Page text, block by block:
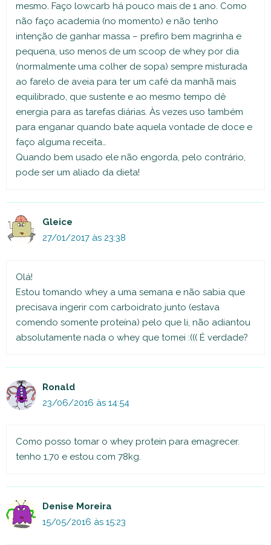
mesmo. Faço lowcarb há pouco mais de 1 ano. Como
não faço academia (no momento) e não tenho
intenção de ganhar massa – prefiro bem magrinha e
pequena, uso menos de um scoop de whey por dia
(normalmente uma colher de sopa) sempre misturada
ao farelo de aveia para ter um café da manhã mais
equilibrado, que sustente e ao mesmo tempo dê
energia para as tarefas diárias. Às vezes uso também
para enganar quando bate aquela vontade de doce e
faço alguma receita…
Quando bem usado ele não engorda, pelo contrário,
pode ser um aliado da dieta!
Gleice
27/01/2017 às 23:38
Olá!
Estou tomando whey a uma semana e não sabia que
precisava ingerir com carboidrato junto (estava
comendo somente proteína) pelo que li, não adiantou
absolutamente nada o whey que tomei :((( É verdade?
Ronald
23/06/2016 às 14:54
Como posso tomar o whey protein para emagrecer.
tenho 1,70 e estou com 78kg.
Denise Moreira
15/05/2016 às 15:23